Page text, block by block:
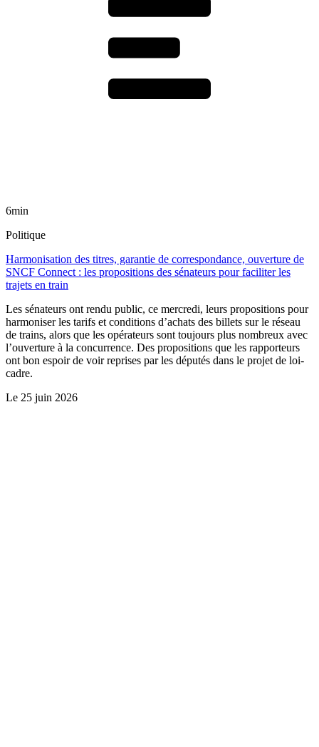
6min
Politique
Harmonisation des titres, garantie de correspondance, ouverture de
SNCF Connect : les propositions des sénateurs pour faciliter les
trajets en train
Les sénateurs ont rendu public, ce mercredi, leurs propositions pour
harmoniser les tarifs et conditions d’achats des billets sur le réseau
de trains, alors que les opérateurs sont toujours plus nombreux avec
l’ouverture à la concurrence. Des propositions que les rapporteurs
ont bon espoir de voir reprises par les députés dans le projet de loi-
cadre.
Le 25 juin 2026